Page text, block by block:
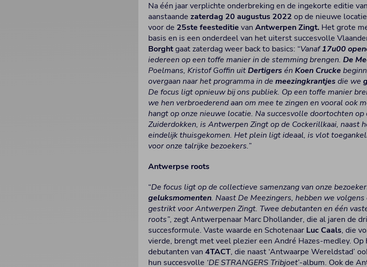
Na één jaar verplichte onderbreking en de ingekorte editie
aanstaandezaterdag 20 augustus 2022 op de nieuwe
voor de 25ste feesteditie vanAntwerpen Zingt. Het grote
basis en is een onderdeel van het uiterst succesvolle
Borghtgaat zaterdag weer back to basics: “Vanaf17u00
iedereen op een toffe manier in de stemming brengen.De
Poelmans, Kristof Goffin uitDertigers énKoen Crucke
overgaan naar het programma in demeezingkrantjes die we
De focus ligt opnieuw bij ons publiek. Op een toffe manier
we hen verbroederend aan om mee te zingen en vooral ook
hangt op onze nieuwe locatie. Na succesvolle doortochten
Zuiderdokken, is Antwerpen Zingt op de Cockerillkaai, naast
eindelijk thuisgekomen. Het plein ligt ideaal, is vlot
voor onze talrijke bezoekers.”
Antwerpse roots
“De focus ligt op de collectieve samenzang van onze
geluksmomenten. Naast De Meezingers, hebben we
gestrikt voor Antwerpen Zingt. Twee debutanten en één
roots”, zegt Antwerpenaar Marc Dhollander, die al jaren de
succesformule. Vaste waarde en Schotenaar Luc Caals, die
vierde, brengt met veel plezier een André Hazes-medley.
debutanten van4TACT, die naast ‘Antwaarpe Wereldstad’
hun succesvolle ‘DE STRANGERS Tribjoet’-album. Ook de